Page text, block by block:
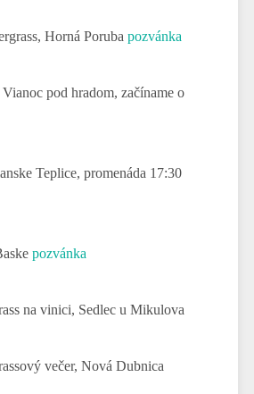
Horná Poruba pozvánka
pod hradom, začíname o
Teplice, promenáda 17:30
pozvánka
na vinici, Sedlec u Mikulova
večer, Nová Dubnica